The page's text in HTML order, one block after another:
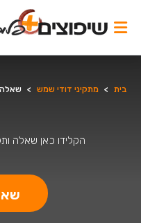
בית > מתקיני דודי שמש > שאלה
הקלידו כאן שאלה